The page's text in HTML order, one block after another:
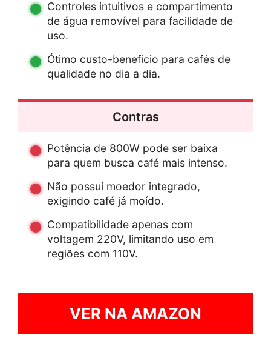
Controles intuitivos e compartimento
de água removível para facilidade de
uso.
Ótimo custo-benefício para cafés de
qualidade no dia a dia.
Contras
Potência de 800W pode ser baixa
para quem busca café mais intenso.
Não possui moedor integrado,
exigindo café já moído.
Compatibilidade apenas com
voltagem 220V, limitando uso em
regiões com 110V.
VER NA AMAZON